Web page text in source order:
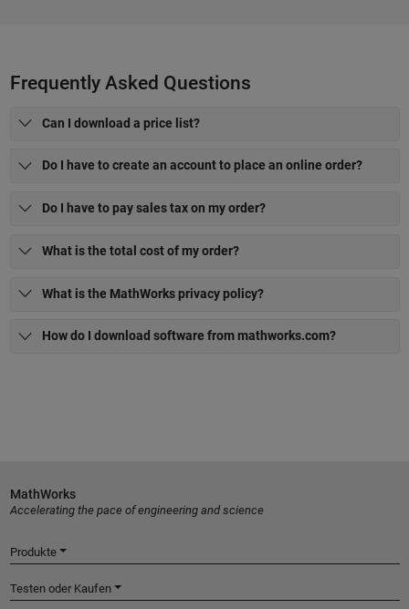
Frequently Asked Questions
Can I download a price list?
Do I have to create an account to place an online order?
Do I have to pay sales tax on my order?
What is the total cost of my order?
What is the MathWorks privacy policy?
How do I download software from mathworks.com?
MathWorks
Accelerating the pace of engineering and science
Produkte
Testen oder Kaufen